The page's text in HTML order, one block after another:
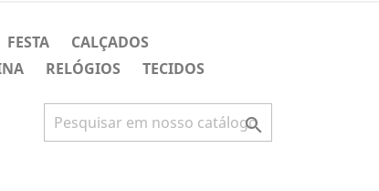
FESTA
CALÇADOS
RELÓGIOS TECIDOS
